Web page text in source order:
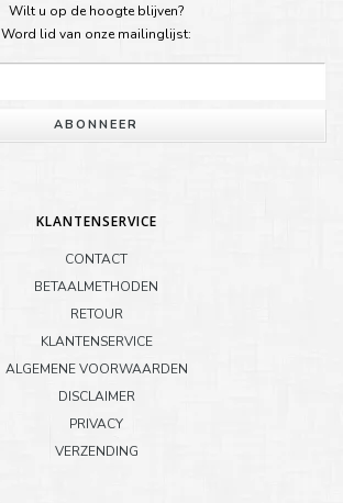
Wilt u op de hoogte blijven?
Word lid van onze mailinglijst:
ABONNEER
KLANTENSERVICE
CONTACT
BETAALMETHODEN
RETOUR
KLANTENSERVICE
ALGEMENE VOORWAARDEN
DISCLAIMER
PRIVACY
VERZENDING